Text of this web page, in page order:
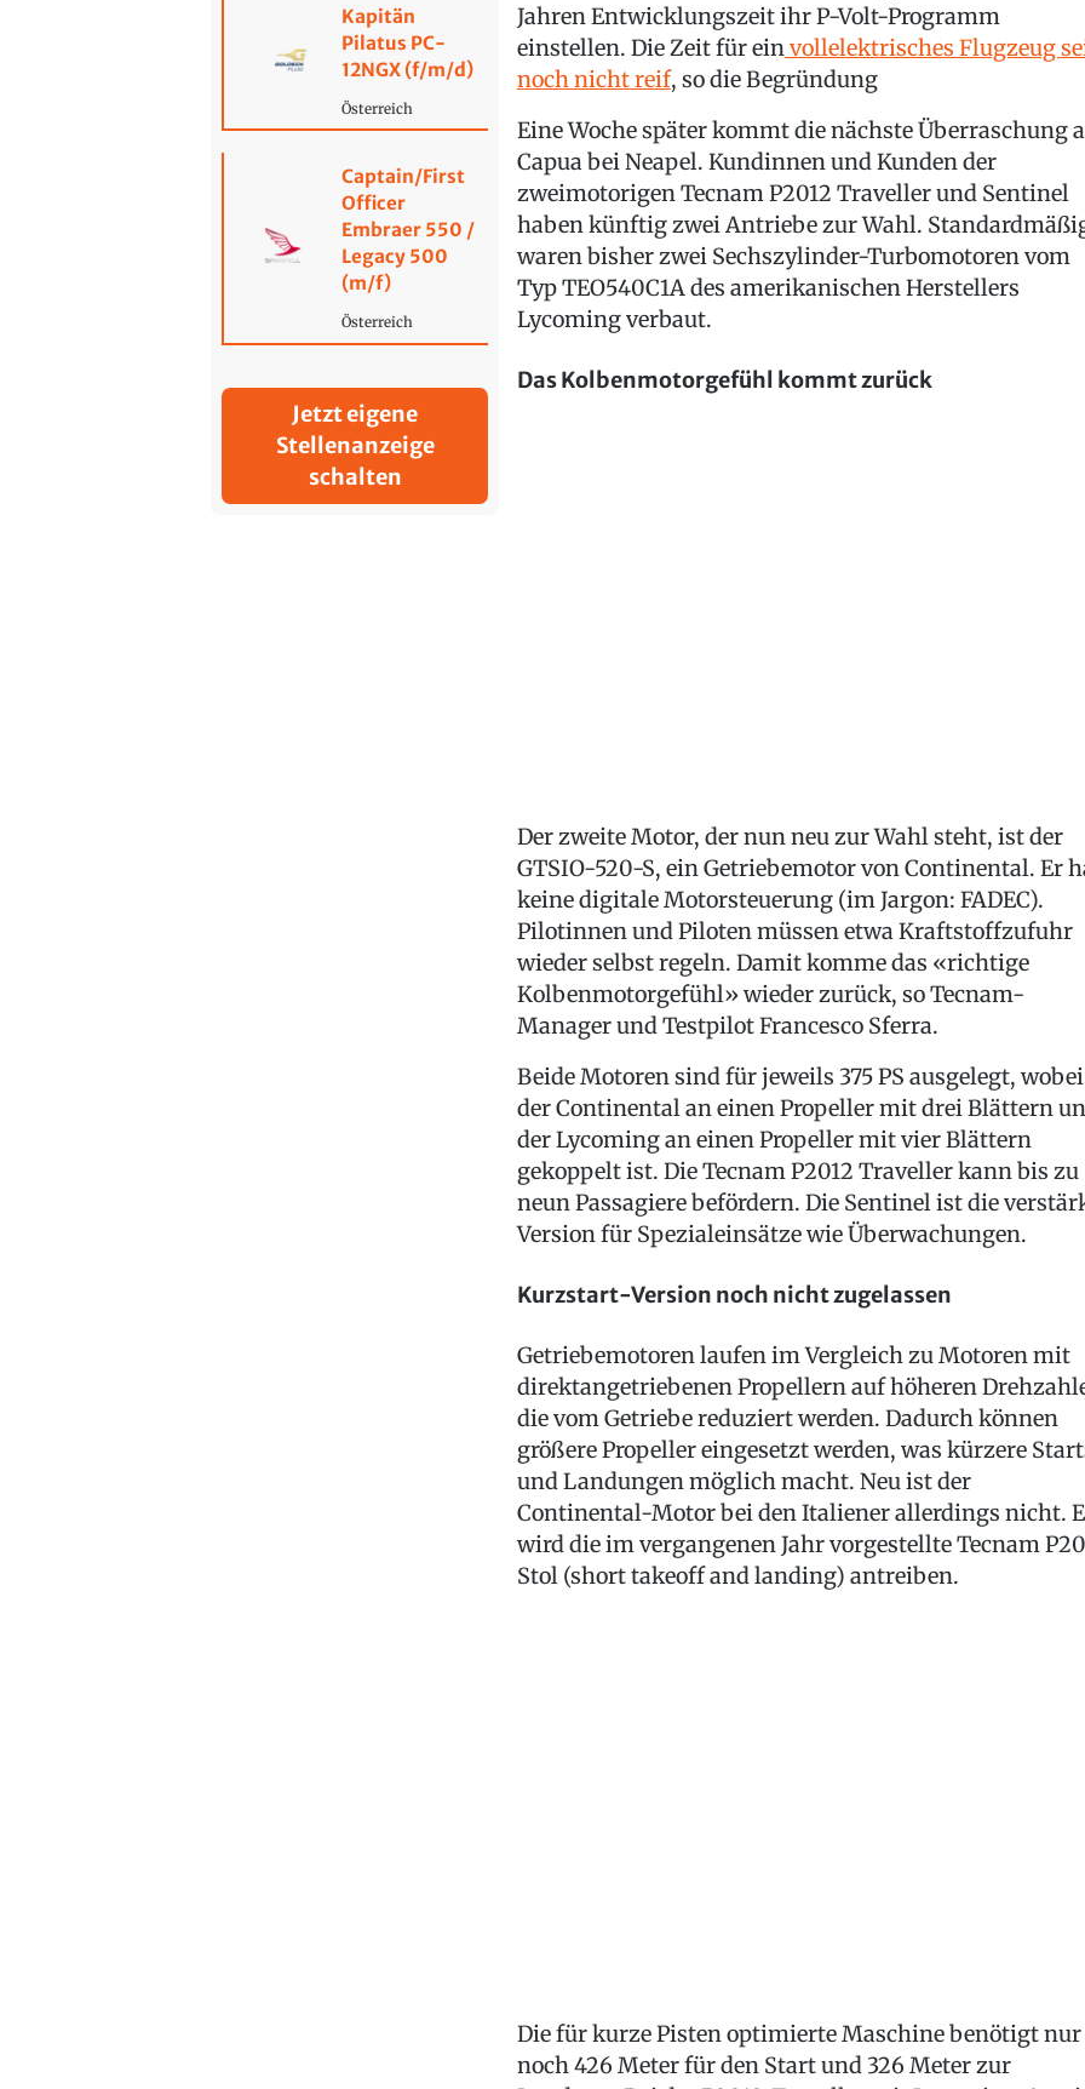
Kapitän
Pilatus PC-
12NGX (f/m/d)
Österreich
Captain/First
Officer
Embraer 550 /
Legacy 500
(m/f)
Österreich
Jetzt eigene
Stellenanzeige
schalten
Jahren Entwicklungszeit ihr P-Volt-Programm
einstellen. Die Zeit für einvollelektrisches Flugzeug
noch nicht reif, so die Begründung
Eine Woche später kommt die nächste Überraschung
Capua bei Neapel. Kundinnen und Kunden der
zweimotorigen Tecnam P2012 Traveller und Sentinel
haben künftig zwei Antriebe zur Wahl.
waren bisher zwei Sechszylinder-Turbomotoren vom
Typ TEO540C1A des amerikanischen Herstellers
Lycoming verbaut.
Das Kolbenmotorgefühl kommt zurück
Der zweite Motor, der nun neu zur Wahl steht, ist der
GTSIO-520-S, ein Getriebemotor von Continental. Er
keine digitale Motorsteuerung (im Jargon: FADEC).
Pilotinnen und Piloten müssen etwa Kraftstoffzufuhr
wieder selbst regeln. Damit komme das «richtige
Kolbenmotorgefühl» wieder zurück, so Tecnam-
Manager und Testpilot Francesco Sferra.
Beide Motoren sind für jeweils 375 PS ausgelegt, wobei
der Continental an einen Propeller mit drei Blättern
der Lycoming an einen Propeller mit vier Blättern
gekoppelt ist. Die Tecnam P2012 Traveller kann bis zu
neun Passagiere befördern. Die Sentinel ist die
Version für Spezialeinsätze wie Überwachungen.
Kurzstart-Version noch nicht zugelassen
Getriebemotoren laufen im Vergleich zu Motoren mit
direktangetriebenen Propellern auf höheren
die vom Getriebe reduziert werden. Dadurch können
größere Propeller eingesetzt werden, was kürzere
und Landungen möglich macht. Neu ist der
Continental-Motor bei den Italiener allerdings nicht.
wird die im vergangenen Jahr vorgestellte Tecnam
Stol (short takeoff and landing) antreiben.
Die für kurze Pisten optimierte Maschine benötigt nur
noch 426 Meter für den Start und 326 Meter zur